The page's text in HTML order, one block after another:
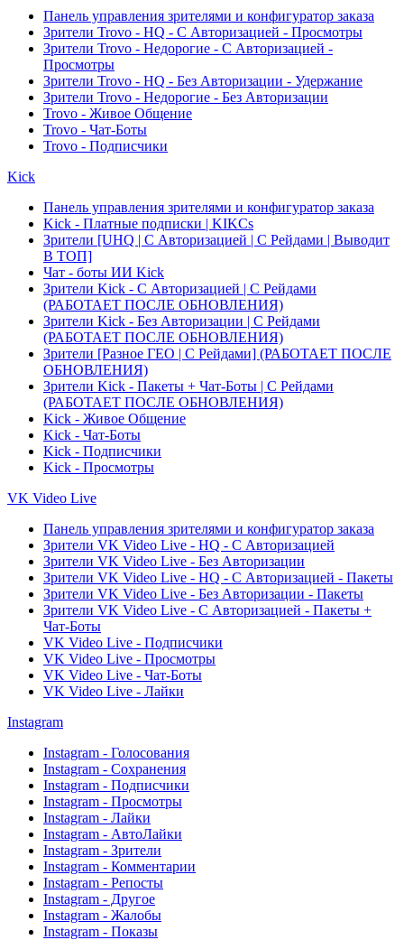
Панель управления зрителями и конфигуратор заказа
Зрители Trovo - HQ - С Авторизацией - Просмотры
Зрители Trovo - Недорогие - С Авторизацией -
Просмотры
Зрители Trovo - HQ - Без Авторизации - Удержание
Зрители Trovo - Недорогие - Без Авторизации
Trovo - Живое Общение
Trovo - Чат-Боты
Trovo - Подписчики
Kick
Панель управления зрителями и конфигуратор заказа
Kick - Платные подписки | KIKCs
Зрители [UHQ | С Авторизацией | С Рейдами | Выводит
В ТОП]
Чат - боты ИИ Kick
Зрители Kick - С Авторизацией | С Рейдами
(РАБОТАЕТ ПОСЛЕ ОБНОВЛЕНИЯ)
Зрители Kick - Без Авторизации | С Рейдами
(РАБОТАЕТ ПОСЛЕ ОБНОВЛЕНИЯ)
Зрители [Разное ГЕО | С Рейдами] (РАБОТАЕТ ПОСЛЕ
ОБНОВЛЕНИЯ)
Зрители Kick - Пакеты + Чат-Боты | С Рейдами
(РАБОТАЕТ ПОСЛЕ ОБНОВЛЕНИЯ)
Kick - Живое Общение
Kick - Чат-Боты
Kick - Подписчики
Kick - Просмотры
VK Video Live
Панель управления зрителями и конфигуратор заказа
Зрители VK Video Live - HQ - С Авторизацией
Зрители VK Video Live - Без Авторизации
Зрители VK Video Live - HQ - С Авторизацией - Пакеты
Зрители VK Video Live - Без Авторизации - Пакеты
Зрители VK Video Live - С Авторизацией - Пакеты +
Чат-Боты
VK Video Live - Подписчики
VK Video Live - Просмотры
VK Video Live - Чат-Боты
VK Video Live - Лайки
Instagram
Instagram - Голосования
Instagram - Сохранения
Instagram - Подписчики
Instagram - Просмотры
Instagram - Лайки
Instagram - АвтоЛайки
Instagram - Зрители
Instagram - Комментарии
Instagram - Репосты
Instagram - Другое
Instagram - Жалобы
Instagram - Показы